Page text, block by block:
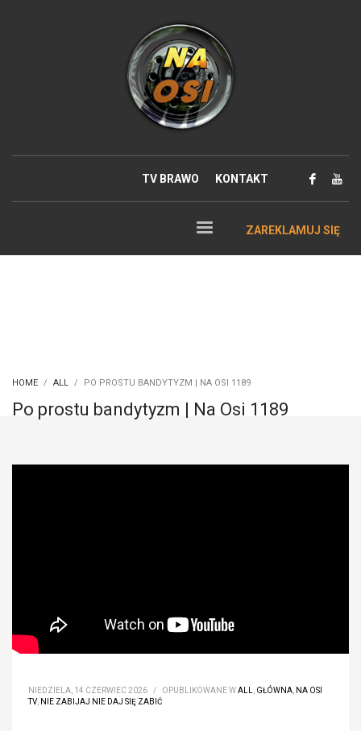
TV BRAWO KONTAKT
ZAREKLAMUJ SIĘ
HOME ALL PO PROSTU BANDYTYZM | NA OSI 1189
Po prostu bandytyzm | Na Osi 1189
NIEDZIELA, 14 CZERWIEC 2026 / OPUBLIKOWANE WALL, GŁÓWNA, NA OSI
TV, NIE ZABIJAJ NIE DAJ SIĘ ZABIĆ